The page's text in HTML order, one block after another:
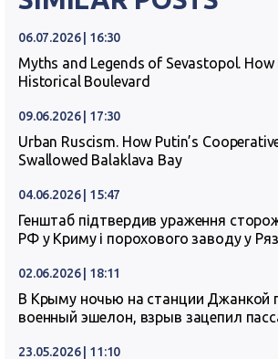
06.07.2026 | 16:30
Myths and Legends of Sevastopol. How
Historical Boulevard
09.06.2026 | 17:30
Urban Ruscism. How Putin’s
Swallowed Balaklava Bay
04.06.2026 | 15:47
Генштаб підтвердив ураження
РФ у Криму і порохового заводу у
02.06.2026 | 18:11
В Крыму ночью на станции Джанкой
военный эшелон, взрыв зацепил
23.05.2026 | 11:10